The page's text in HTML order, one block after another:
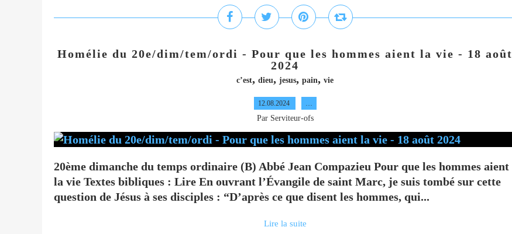
Homélie du 20e/dim/tem/ordi - Pour que les hommes aient la vie - 18 août
2024
c’est, dieu, jesus, pain, vie
12.08.2024 …
Par Serviteur-ofs
20ème dimanche du temps ordinaire (B) Abbé Jean Compazieu Pour que les hommes aient
la vie Textes bibliques : Lire En ouvrant l’Évangile de saint Marc, je suis tombé sur cette
question de Jésus à ses disciples : “D’après ce que disent les hommes, qui...
Lire la suite